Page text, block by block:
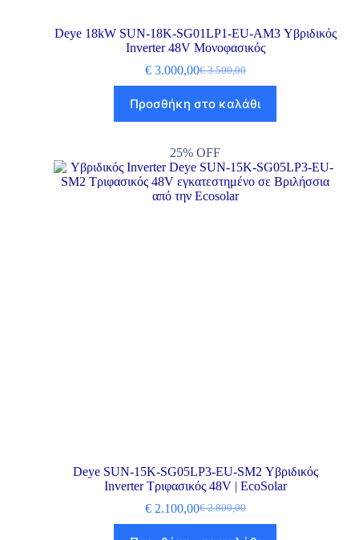
Deye 18kW SUN-18K-SG01LP1-EU-AM3 Υβριδικός
Inverter 48V Μονοφασικός
€3.500,00
€3.000,00
Προσθήκη στο καλάθι
25% OFF
Deye SUN-15K-SG05LP3-EU-SM2 Υβριδικός
Inverter Τριφασικός 48V | EcoSolar
€2.800,00
€2.100,00